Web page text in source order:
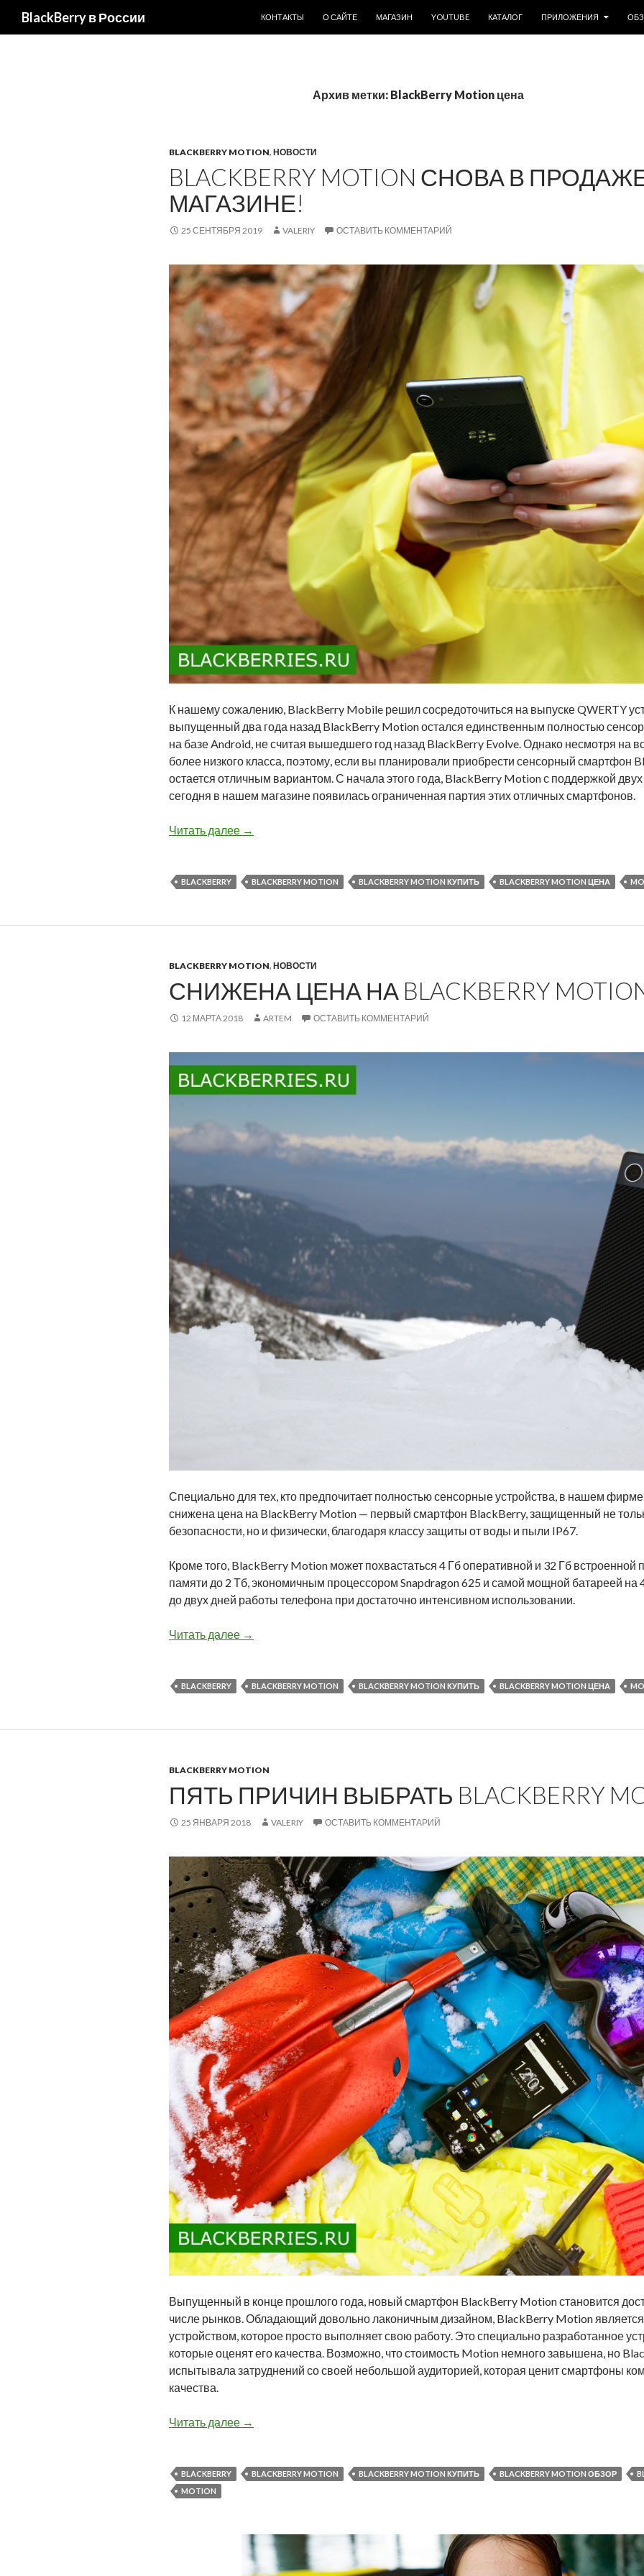
BlackBerry в России
КОНТАКТЫ
О САЙТЕ МАГАЗИН YOUTUBE КАТАЛОГ ПРИЛОЖЕНИЯ
Архив метки: BlackBerry Motion цена
BLACKBERRY MOTION, НОВОСТИ
BLACKBERRY MOTION СНОВА В
МАГАЗИНЕ!
25 СЕНТЯБРЯ 2019 VALERIY ОСТАВИТЬ КОММЕНТАРИЙ
К нашему сожалению, BlackBerry Mobile решил сосредоточиться на выпуске QWERTY
выпущенный два года назад BlackBerry Motion остался единственным полностью
на базе Android, не считая вышедшего год назад BlackBerry Evolve. Однако несмотря на
более низкого класса, поэтому, если вы планировали приобрести сенсорный смартфон
остается отличным вариантом. С начала этого года, BlackBerry Motion с поддержкой
сегодня в нашем магазине появилась ограниченная партия этих отличных смартфонов.
Читать далее BlackBerry Motion снова в продаже в нашем магазине!
→
BLACKBERRY BLACKBERRY MOTION BLACKBERRY MOTION КУПИТЬ BLACKBERRY MOTION ЦЕНА
BLACKBERRY MOTION, НОВОСТИ
СНИЖЕНА ЦЕНА НА BLACKBERRY
12 МАРТА 2018 ARTEM ОСТАВИТЬ КОММЕНТАРИЙ
Специально для тех, кто предпочитает полностью сенсорные устройства, в нашем
снижена цена на BlackBerry Motion — первый смартфон BlackBerry, защищенный не
безопасности, но и физически, благодаря классу защиты от воды и пыли IP67.
Кроме того, BlackBerry Motion может похвастаться 4 Гб оперативной и 32 Гб встроенной
памяти до 2 Тб, экономичным процессором Snapdragon 625 и самой мощной батареей
до двух дней работы телефона при достаточно интенсивном использовании.
Читать далее Снижена цена на BlackBerry Motion
→
BLACKBERRY BLACKBERRY MOTION BLACKBERRY MOTION КУПИТЬ BLACKBERRY MOTION ЦЕНА
BLACKBERRY MOTION
ПЯТЬ ПРИЧИН ВЫБРАТЬ BLACKBERRY
25 ЯНВАРЯ 2018 VALERIY ОСТАВИТЬ КОММЕНТАРИЙ
Выпущенный в конце прошлого года, новый смартфон BlackBerry Motion становится
числе рынков. Обладающий довольно лаконичным дизайном, BlackBerry Motion
устройством, которое просто выполняет свою работу. Это специально разработанное
которые оценят его качества. Возможно, что стоимость Motion немного завышена, но
испытывала затруднений со своей небольшой аудиторией, которая ценит смартфоны
качества.
Читать далее Пять причин выбрать BlackBerry Motion
→
BLACKBERRY BLACKBERRY MOTION BLACKBERRY MOTION КУПИТЬ BLACKBERRY MOTION ОБЗОР
MOTION